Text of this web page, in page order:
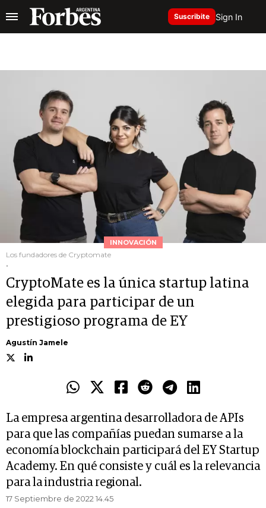
Suscribite Sign In
INNOVACIÓN
Los fundadores de Cryptomate
.
CryptoMate es la única startup latina
elegida para participar de un
prestigioso programa de EY
Agustín Jamele
La empresa argentina desarrolladora de APIs
para que las compañías puedan sumarse a la
economía blockchain participará del EY Startup
Academy. En qué consiste y cuál es la relevancia
para la industria regional.
17 Septiembre de 2022 14.45